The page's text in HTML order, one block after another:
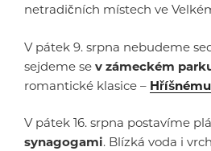
netradičních místech ve
V pátek 9. srpna nebudeme
sejdeme se v zámeckém
romantické klasice –
V pátek 16. srpna postavíme
synagogami. Blízká voda i